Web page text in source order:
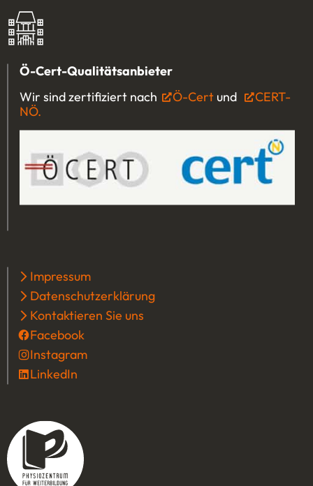
Ö-Cert-Qualitätsanbieter
Wir sind zertifiziert nach
Ö-Cert (Öffnet in einem
und
CERT-
NÖ.
Impressum
Datenschutzerklärung
Kontaktieren Sie uns
Facebook
Instagram
LinkedIn